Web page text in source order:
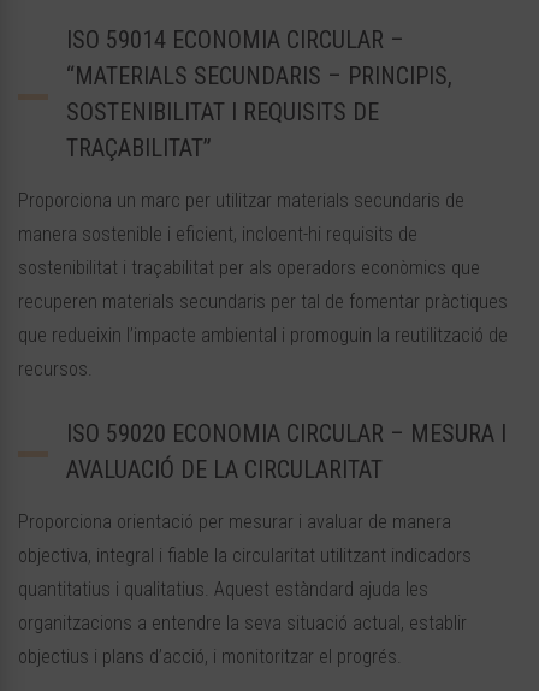
ISO 59014 ECONOMIA CIRCULAR –
“MATERIALS SECUNDARIS – PRINCIPIS,
SOSTENIBILITAT I REQUISITS DE
TRAÇABILITAT”
Proporciona un marc per utilitzar materials secundaris de
manera sostenible i eficient, incloent-hi requisits de
sostenibilitat i traçabilitat per als operadors econòmics que
recuperen materials secundaris per tal de fomentar pràctiques
que redueixin l’impacte ambiental i promoguin la reutilització de
recursos.
ISO 59020 ECONOMIA CIRCULAR – MESURA I
AVALUACIÓ DE LA CIRCULARITAT
Proporciona orientació per mesurar i avaluar de manera
objectiva, integral i fiable la circularitat utilitzant indicadors
quantitatius i qualitatius. Aquest estàndard ajuda les
organitzacions a entendre la seva situació actual, establir
objectius i plans d’acció, i monitoritzar el progrés.